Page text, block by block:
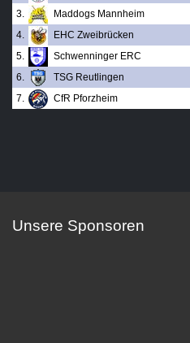
3.
Maddogs Mannheim
4.
EHC Zweibrücken
5.
Schwenninger ERC
6.
TSG Reutlingen
7.
CfR Pforzheim
Unsere Sponsoren